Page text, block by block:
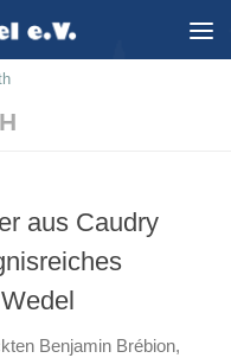
aus Caudry
Benjamin Brébion,